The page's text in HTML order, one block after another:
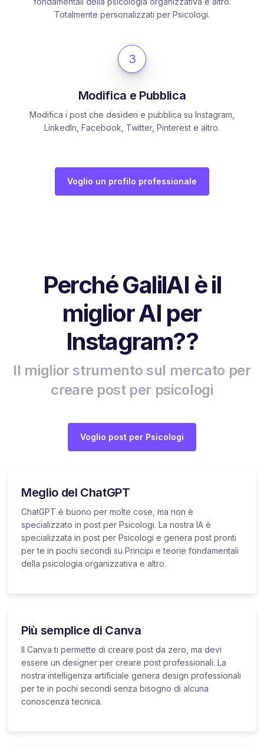
Totalmente personalizzati per Psicologi.
3
Modifica e Pubblica
Modifica i post che desideri e pubblica su Instagram,
LinkedIn, Facebook, Twitter, Pinterest e altro.
Voglio un profilo professionale
Perché GalilAI è il
miglior AI per
Instagram??
Il miglior strumento sul mercato per
creare post per psicologi
Voglio post per Psicologi
Meglio del ChatGPT
ChatGPT è buono per molte cose, ma non è
specializzato in post per Psicologi. La nostra IA è
specializzata in post per Psicologi e genera post pronti
per te in pochi secondi su Principi e teorie fondamentali
della psicologia organizzativa e altro.
Più semplice di Canva
Il Canva ti permette di creare post da zero, ma devi
essere un designer per creare post professionali. La
nostra intelligenza artificiale genera design professionali
per te in pochi secondi senza bisogno di alcuna
conoscenza tecnica.